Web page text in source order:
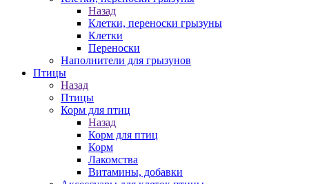
Назад
Клетки, переноски грызуны
Клетки
Переноски
Наполнители для грызунов
Птицы
Назад
Птицы
Корм для птиц
Назад
Корм для птиц
Корм
Лакомства
Витамины, добавки